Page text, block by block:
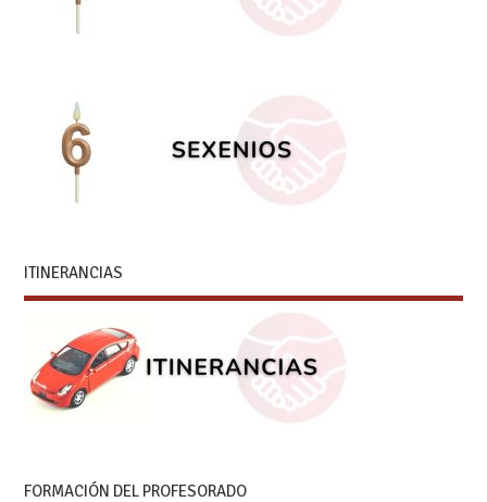
ITINERANCIAS
FORMACIÓN DEL PROFESORADO